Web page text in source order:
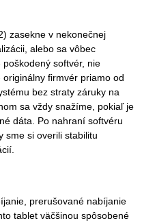
zasekne v nekonečnej
alebo sa vôbec
softvér, nie
firmvér priamo od
bez straty záruky na
sa vždy snažíme, pokiaľ je
dáta. Po nahraní softvéru
sme si overili stabilitu
prerušované nabíjanie
tablet väčšinou spôsobené